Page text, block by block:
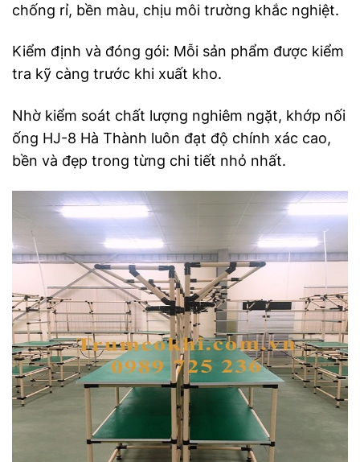
chống rỉ, bền màu, chịu môi trường khắc nghiệt.
Kiểm định và đóng gói: Mỗi sản phẩm được kiểm
tra kỹ càng trước khi xuất kho.
Nhờ kiểm soát chất lượng nghiêm ngặt, khớp nối
ống HJ-8 Hà Thành luôn đạt độ chính xác cao,
bền và đẹp trong từng chi tiết nhỏ nhất.